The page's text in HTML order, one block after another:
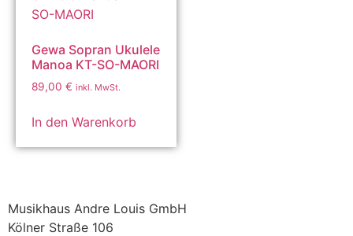
Gewa Sopran Ukulele
Manoa KT-SO-MAORI
89,00 € inkl. MwSt.
In den Warenkorb
Musikhaus Andre Louis GmbH
Kölner Straße 106